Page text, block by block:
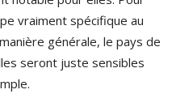
vraiment spécifique au
générale, le pays de
seront juste sensibles